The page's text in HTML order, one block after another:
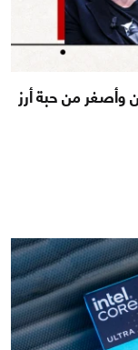
وأصغر من حبة أرز